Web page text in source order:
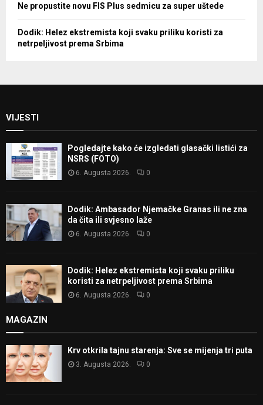
Ne propustite novu FIS Plus sedmicu za super uštede
Dodik: Helez ekstremista koji svaku priliku koristi za
netrpeljivost prema Srbima
VIJESTI
Pogledajte kako će izgledati glasački listići za
NSRS (FOTO)
6. Augusta 2026. 0
Dodik: Ambasador Njemačke Granas ili ne zna
da čita ili svjesno laže
6. Augusta 2026. 0
Dodik: Helez ekstremista koji svaku priliku
koristi za netrpeljivost prema Srbima
6. Augusta 2026. 0
MAGAZIN
Krv otkrila tajnu starenja: Sve se mijenja tri puta
3. Augusta 2026. 0